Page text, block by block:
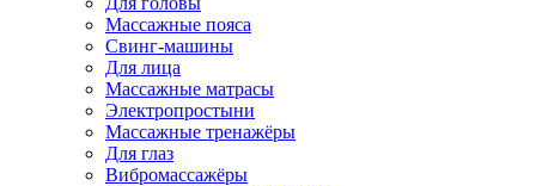
Массажные пояса
Свинг-машины
Для лица
Массажные матрасы
Электропростыни
Массажные тренажёры
Для глаз
Вибромассажёры